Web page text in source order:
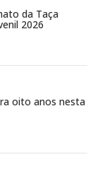
da Taça
2026
oito anos nesta